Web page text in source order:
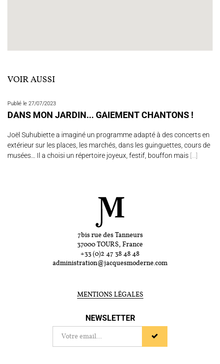
VOIR AUSSI
Publié le 27/07/2023
DANS MON JARDIN... GAIEMENT CHANTONS !
Joël Suhubiette a imaginé un programme adapté à des concerts en
extérieur sur les places, les marchés, dans les guinguettes, cours de
musées… Il a choisi un répertoire joyeux, festif, bouffon mais [...]
7bis rue des Tanneurs
37000 TOURS, France
+33 (0)2 47 38 48 48
administration@jacquesmoderne.com
MENTIONS LÉGALES
NEWSLETTER